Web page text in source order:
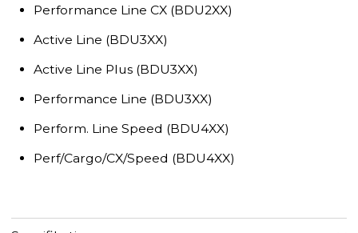
Performance Line CX (BDU2XX)
Active Line (BDU3XX)
Active Line Plus (BDU3XX)
Performance Line (BDU3XX)
Perform. Line Speed (BDU4XX)
Perf/Cargo/CX/Speed (BDU4XX)